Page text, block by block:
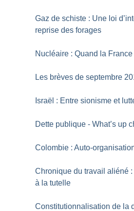
Gaz de schiste : Une loi
reprise des forages
Nucléaire : Quand la France
Les brèves de septembre
Israël : Entre sionisme et
Dette publique - What’s up
Colombie : Auto-
Chronique du travail aliéné
à la tutelle
Constitutionnalisation de la